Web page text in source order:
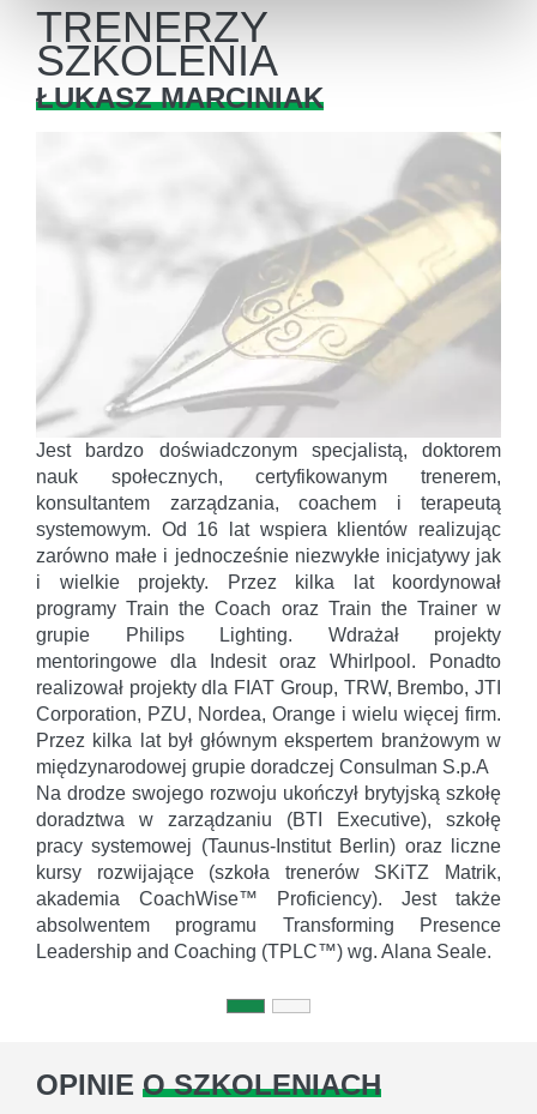
TRENERZY
SZKOLENIA
ŁUKASZ MARCINIAK
Jest bardzo doświadczonym specjalistą, doktorem
nauk społecznych, certyfikowanym trenerem,
konsultantem zarządzania, coachem i terapeutą
systemowym. Od 16 lat wspiera klientów realizując
zarówno małe i jednocześnie niezwykłe inicjatywy jak
i wielkie projekty. Przez kilka lat koordynował
programy Train the Coach oraz Train the Trainer w
grupie Philips Lighting. Wdrażał projekty
mentoringowe dla Indesit oraz Whirlpool. Ponadto
realizował projekty dla FIAT Group, TRW, Brembo, JTI
Corporation, PZU, Nordea, Orange i wielu więcej firm.
Przez kilka lat był głównym ekspertem branżowym w
międzynarodowej grupie doradczej Consulman S.p.A
Na drodze swojego rozwoju ukończył brytyjską szkołę
doradztwa w zarządzaniu (BTI Executive), szkołę
pracy systemowej (Taunus-Institut Berlin) oraz liczne
kursy rozwijające (szkoła trenerów SKiTZ Matrik,
akademia CoachWise™ Proficiency). Jest także
absolwentem programu Transforming Presence
Leadership and Coaching (TPLC™) wg. Alana Seale.
OPINIE O SZKOLENIACH